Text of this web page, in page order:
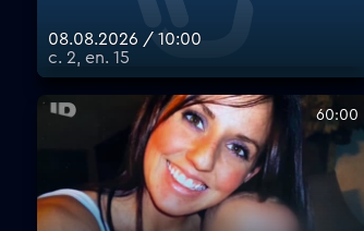
08.08.2026 / 10:00
с. 2, еп. 15
60:00